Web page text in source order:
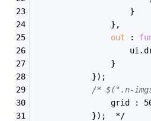
					}
				},
out :
				}
			});
/* $(".n-
grid :
			});  */